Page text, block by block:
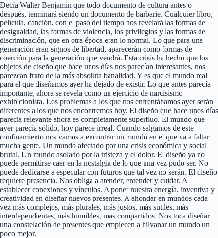
Decía Walter Benjamin que todo documento de cultura antes o
después, terminará siendo un documento de barbarie. Cualquier libro,
película, canción, con el paso del tiempo nos revelará las formas de
desigualdad, las formas de violencia, los privilegios y las formas de
discriminación, que en otra época eran lo normal. Lo que para una
generación eran signos de libertad, aparecerán como formas de
coerción para la generación que vendrá. Esta crisis ha hecho que los
objetos de diseño que hace unos días nos parecían interesantes, nos
parezcan fruto de la más absoluta banalidad. Y es que el mundo real
para el que diseñamos ayer ha dejado de existir. Lo que antes parecía
importante, ahora se revela como un ejercicio de narcisismo
exhibicionista. Los problemas a los que nos enfrentábamos ayer serán
diferentes a los que nos encontremos hoy. El diseño que hace unos días
parecía relevante ahora es completamente superfluo. El mundo que
ayer parecía sólido, hoy parece irreal. Cuando salgamos de este
confinamiento nos vamos a encontrar un mundo en el que va a faltar
mucha gente. Un mundo afectado por una crisis económica y social
brutal. Un mundo asolado por la tristeza y el dolor. El diseño ya no
puede permitirse caer en la nostalgia de lo que una vez pudo ser. No
puede dedicarse a especular con futuros que tal vez no serán. El diseño
requiere presencia. Nos obliga a atender, entender y cuidar. A
establecer conexiones y vínculos. A poner nuestra energía, inventiva y
creatividad en diseñar nuevos presentes. A ahondar en mundos cada
vez más complejos, más plurales, más justos, más sutiles, más
interdependientes, más humildes, mas compartidos. Nos toca diseñar
una constelación de presentes que empiecen a hilvanar un mundo un
poco mejor.